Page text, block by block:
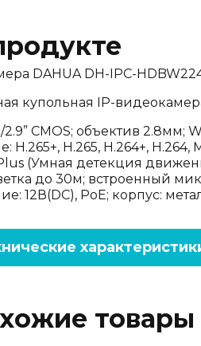
DAHUA DH-IPC-
купольная IP-
2.9” CMOS; объектив 2.8мм;
H.265+, H.265, H.264+,
(Умная детекция
до 30м; встроенный
12В(DC), PoE; корпус:
товары